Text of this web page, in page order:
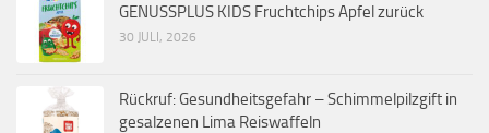
GENUSSPLUS KIDS Fruchtchips Apfel zurück
30 JULI, 2026
Rückruf: Gesundheitsgefahr – Schimmelpilzgift in
gesalzenen Lima Reiswaffeln